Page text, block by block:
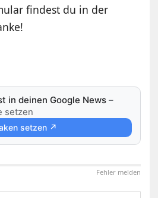
findest du in der
in deinen Google News –
setzen
setzen ↗
Fehler melden